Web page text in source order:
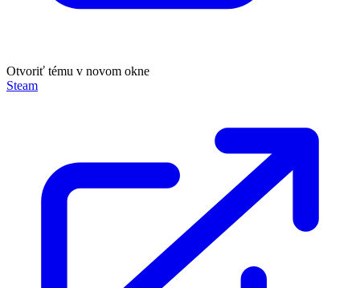
Otvoriť tému v novom okne
Steam